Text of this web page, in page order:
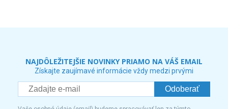
NAJDÔLEŽITEJŠIE NOVINKY PRIAMO NA VÁŠ EMAIL
Získajte zaujímavé informácie vždy medzi prvými
Odoberať